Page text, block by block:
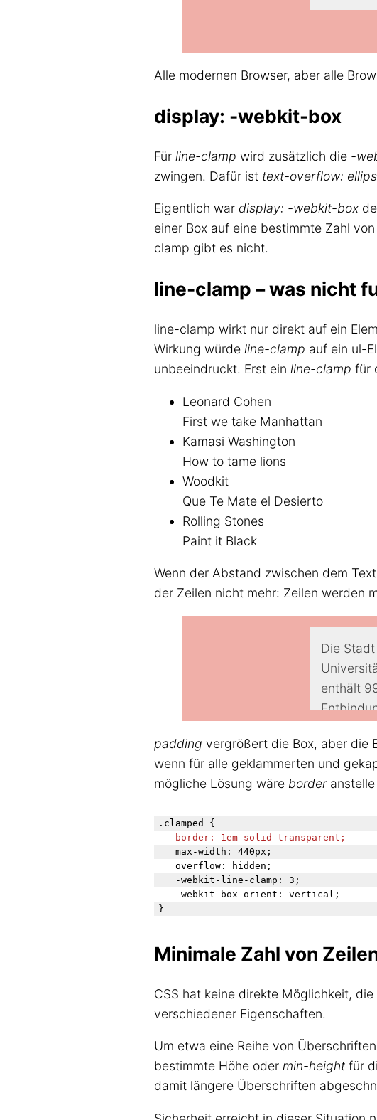
eine
Der
einen
Alle modernen Browser, aber alle
display: -webkit-box
Für line-clamp wird zusätzlich die -
zwingen. Dafür ist text-overflow:
Eigentlich war display: -webkit-box
einer Box auf eine bestimmte Zahl
clamp gibt es nicht.
line-clamp – was nicht
line-clamp wirkt nur direkt auf ein
Wirkung würde line-clamp auf ein ul-
unbeeindruckt. Erst ein line-clamp für
Leonard Cohen
First we take Manhattan
Kamasi Washington
How to tame lions
Woodkit
Que Te Mate el Desierto
Rolling Stones
Paint it Black
Wenn der Abstand zwischen dem
der Zeilen nicht mehr: Zeilen werden
Die
enthält
gut ist.
Der
des
padding vergrößert die Box, aber die
wenn für alle geklammerten und
mögliche Lösung wäre borderanstelle
.clamped {
border: 1em solid transparent;
Minimale Zahl von
CSS hat keine direkte Möglichkeit,
verschiedener Eigenschaften.
Um etwa eine Reihe von
bestimmte Höhe oder min-height für
damit längere Überschriften